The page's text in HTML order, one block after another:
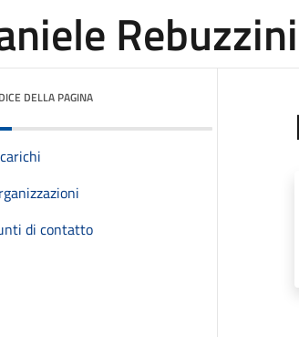
Rebuzzini
DELLA PAGINA
di contatto